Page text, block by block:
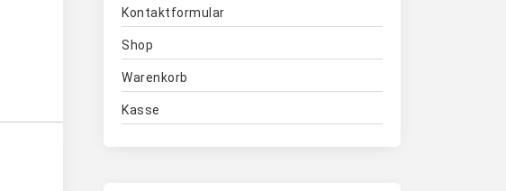
Kontaktformular
Shop
Warenkorb
Kasse